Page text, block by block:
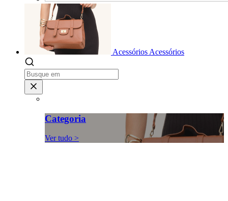
Acessórios Acessórios
Categoria
Ver tudo >